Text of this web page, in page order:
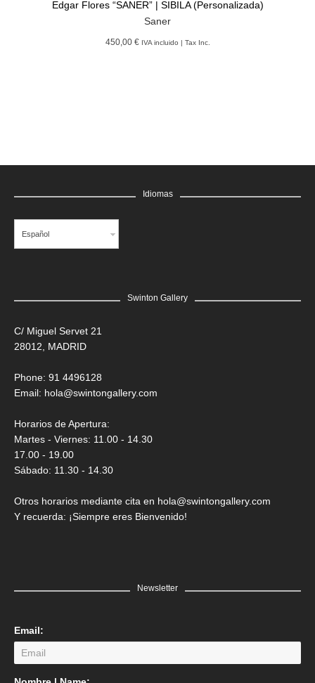
Edgar Flores “SANER” | SIBILA (Personalizada)
Saner
450,00 € IVA incluido | Tax Inc.
LEER MÁS
Idiomas
Español
Swinton Gallery
C/ Miguel Servet 21
28012, MADRID
Phone: 91 4496128
Email: hola@swintongallery.com
Horarios de Apertura:
Martes - Viernes: 11.00 - 14.30
17.00 - 19.00
Sábado: 11.30 - 14.30
Otros horarios mediante cita en hola@swintongallery.com
Y recuerda: ¡Siempre eres Bienvenido!
Newsletter
Email: